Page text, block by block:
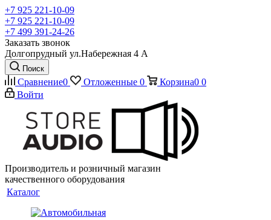
+7 925 221-10-09
+7 925 221-10-09
+7 499 391-24-26
Заказать звонок
Долгопрудный ул.Набережная 4 А
Поиск
Сравнение0 Отложенные 0 Корзина0 0
Войти
Производитель и розничный магазин
качественного оборудования
Каталог